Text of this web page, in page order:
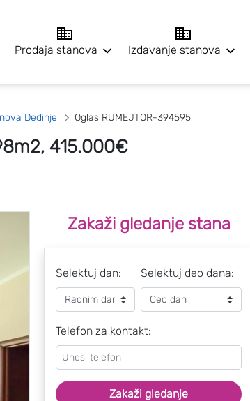
Prodaja stanova Izdavanje stanova
Dedinje Oglas RUMEJTOR-394595
415.000€
Zakaži gledanje stana
Selektuj dan: Selektuj deo dana:
Telefon za kontakt:
Zakaži gledanje